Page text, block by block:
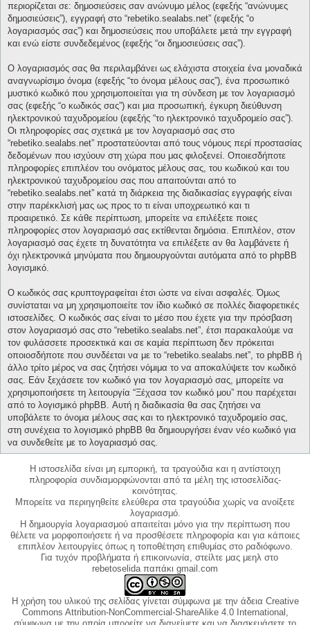
περιορίζεται σε: δημοσιεύσεις σαν ανώνυμο μέλος (εφεξής “ανώνυμες
δημοσιεύσεις”), εγγραφή στο “rebetiko.sealabs.net” (εφεξής “ο
λογαριασμός σας”) και δημοσιεύσεις που υποβάλετε μετά την εγγραφή
και ενώ είστε συνδεδεμένος (εφεξής “οι δημοσιεύσεις σας”).
Ο λογαριασμός σας θα περιλαμβάνει ως ελάχιστα στοιχεία ένα μοναδικά
αναγνωρίσιμο όνομα (εφεξής “το όνομα μέλους σας”), ένα προσωπικό
μυστικό κωδικό που χρησιμοποιείται για τη σύνδεση με τον λογαριασμό
σας (εφεξής “ο κωδικός σας”) και μια προσωπική, έγκυρη διεύθυνση
ηλεκτρονικού ταχυδρομείου (εφεξής “το ηλεκτρονικό ταχυδρομείο σας”).
Οι πληροφορίες σας σχετικά με τον λογαριασμό σας στο
“rebetiko.sealabs.net” προστατεύονται από τους νόμους περί προστασίας
δεδομένων που ισχύουν στη χώρα που μας φιλοξενεί. Οποιεσδήποτε
πληροφορίες επιπλέον του ονόματος μέλους σας, του κωδικού και του
ηλεκτρονικού ταχυδρομείου σας που απαιτούνται από το
“rebetiko.sealabs.net” κατά τη διάρκεια της διαδικασίας εγγραφής είναι
στην παρέκκλισή μας ως προς το τι είναι υποχρεωτικό και τι
προαιρετικό. Σε κάθε περίπτωση, μπορείτε να επιλέξετε ποιες
πληροφορίες στον λογαριασμό σας εκτίθενται δημόσια. Επιπλέον, στον
λογαριασμό σας έχετε τη δυνατότητα να επιλέξετε αν θα λαμβάνετε ή
όχι ηλεκτρονικά μηνύματα που δημιουργούνται αυτόματα από το phpBB
λογισμικό.
Ο κωδικός σας κρυπτογραφείται έτσι ώστε να είναι ασφαλές. Όμως
συνίσταται να μη χρησιμοποιείτε τον ίδιο κωδικό σε πολλές διαφορετικές
ιστοσελίδες. Ο κωδικός σας είναι το μέσο που έχετε για την πρόσβαση
στον λογαριασμό σας στο “rebetiko.sealabs.net”, έτσι παρακαλούμε να
τον φυλάσσετε προσεκτικά και σε καμία περίπτωση δεν πρόκειται
οποιοσδήποτε που συνδέεται να με το “rebetiko.sealabs.net”, το phpBB ή
άλλο τρίτο μέρος να σας ζητήσει νόμιμα το να αποκαλύψετε τον κωδικό
σας. Εάν ξεχάσετε τον κωδικό για τον λογαριασμό σας, μπορείτε να
χρησιμοποιήσετε τη λειτουργία “Ξέχασα τον κωδικό μου” που παρέχεται
από το λογισμικό phpBB. Αυτή η διαδικασία θα σας ζητήσει να
υποβάλετε το όνομα μέλους σας και το ηλεκτρονικό ταχυδρομείο σας,
στη συνέχεια το λογισμικό phpBB θα δημιουργήσει έναν νέο κωδικό για
να συνδεθείτε με το λογαριασμό σας.
Η ιστοσελίδα είναι μη εμπορική, τα τραγούδια και η αντίστοιχη
πληροφορία συνδιαμορφώνονται από τα μέλη της ιστοσελίδας-
κοινότητας.
Μπορείτε να περιηγηθείτε ελεύθερα στα τραγούδια χωρίς να ανοίξετε
λογαριασμό.
Η δημιουργία λογαριασμού απαιτείται μόνο για την περίπτωση που
θέλετε να μορφοποιήσετε ή να προσθέσετε πληροφορία και για κάποιες
επιπλέον λειτουργίες όπως η τοποθέτηση επιθυμίας στο ραδιόφωνο.
Για τυχόν προβλήματα ή επικοινωνία, στείλτε μας μεηλ στο
rebetoselida παπάκι gmail.com
Η χρήση του υλικού της σελίδας γίνεται σύμφωνα με την άδεια Creative
Commons Attribution-NonCommercial-ShareAlike 4.0 International,